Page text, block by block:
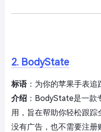
2. BodyState
标语：为你的苹果手表追
介绍 ：BodyState是一
用，旨在帮助你轻松跟踪
没有广告，也不需要注